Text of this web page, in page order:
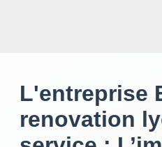
L'entreprise
renovation